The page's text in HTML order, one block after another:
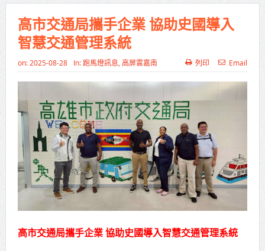
擴大至國中生
雙北合作里程碑！萬大線動態測試
侯友宜蔣萬安攜手視察
北形象館亮相
打鐵厝北側產業園區產業設施公共
動土創造千個就業機會
高雄「三民運動中心」市長陳其
邁、運動部長李洋各界貴賓共同揭幕
高雄東照山關帝廟全國國中小學書
法比賽 圓滿落幕
高市交通局攜手企業 協助史國導入
智慧交通管理系統
on: 2025-08-28 In: 跑馬燈訊息 高屏雲嘉南 列印 Email
高市交通局攜手企業 協助史國導入智慧交通管理系統